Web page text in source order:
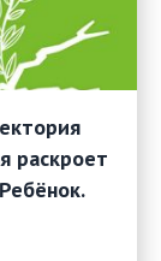
раскроет